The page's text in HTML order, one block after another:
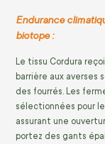
Endurance
biotope :
Le tissu Cordura
barrière aux averses
des fourrés. Les
sélectionnées pour
assurant une
portez des gants